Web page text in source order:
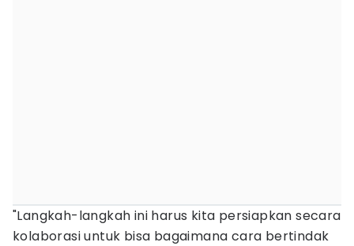
"Langkah-langkah ini harus kita persiapkan secara
kolaborasi untuk bisa bagaimana cara bertindak